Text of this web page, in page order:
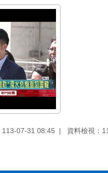
113-07-31 08:45 資料檢視：